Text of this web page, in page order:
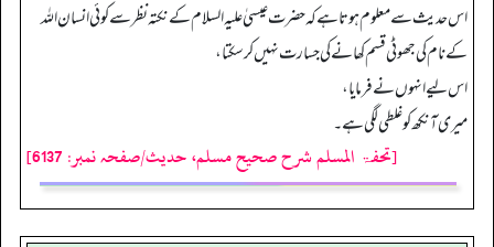
اس حدیث سے معلوم ہوتا ہے کہ حضرت عیسیٰ علیہ السلام کے نکتہ نظر سے کوئی انسان اللہ
کے نام کی جھوٹی قسم کھانے کی جسارت نہیں کر سکتا،
اس لیے انہوں نے فرمایا،
میری آنکھ کو غلطی لگی ہے۔
[تحفۃ المسلم شرح صحیح مسلم، حدیث/صفحہ نمبر: 6137]